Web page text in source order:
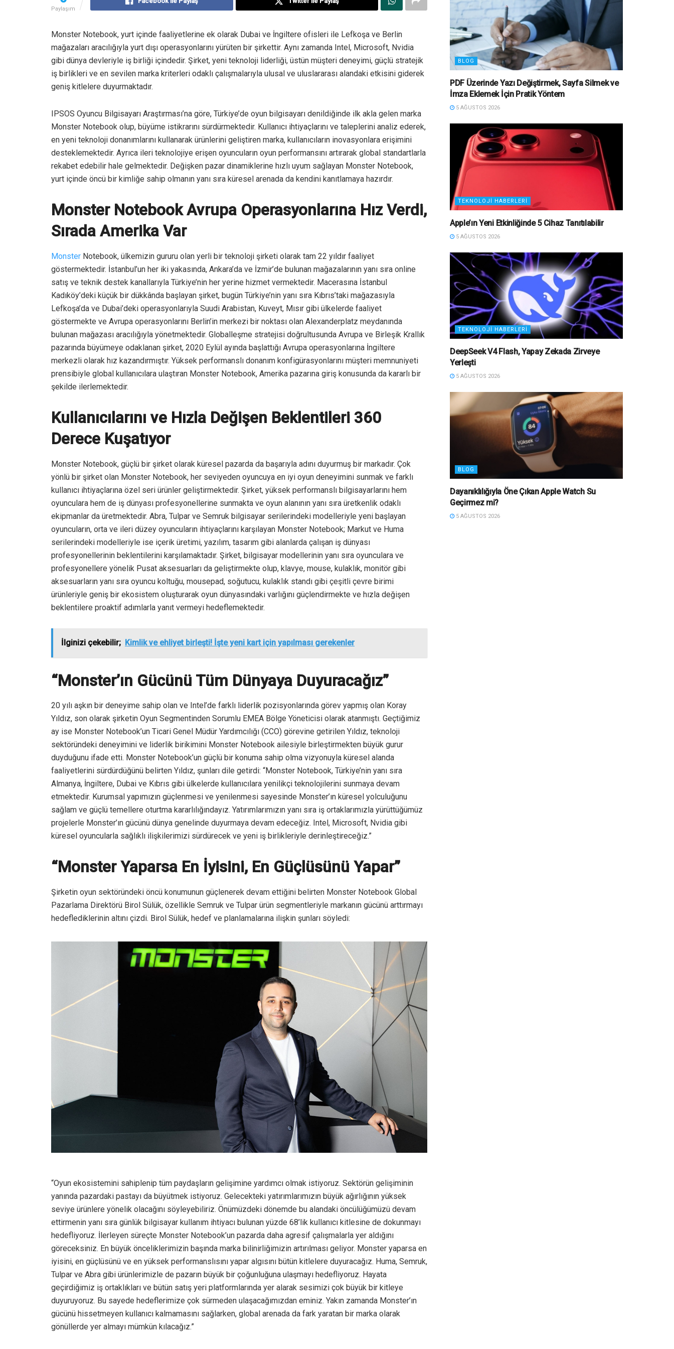
Paylaşım
Monster Notebook, yurt içinde faaliyetlerine ek olarak Dubai ve İngiltere ofisleri ile Lefkoşa ve Berlin
mağazaları aracılığıyla yurt dışı operasyonlarını yürüten bir şirkettir. Aynı zamanda Intel, Microsoft, Nvidia
gibi dünya devleriyle iş birliği içindedir. Şirket, yeni teknoloji liderliği, üstün müşteri deneyimi, güçlü stratejik
iş birlikleri ve en sevilen marka kriterleri odaklı çalışmalarıyla ulusal ve uluslararası alandaki etkisini giderek
geniş kitlelere duyurmaktadır.
IPSOS Oyuncu Bilgisayarı Araştırması’na göre, Türkiye’de oyun bilgisayarı denildiğinde ilk akla gelen marka
Monster Notebook olup, büyüme istikrarını sürdürmektedir. Kullanıcı ihtiyaçlarını ve taleplerini analiz ederek,
en yeni teknoloji donanımlarını kullanarak ürünlerini geliştiren marka, kullanıcıların inovasyonlara erişimini
desteklemektedir. Ayrıca ileri teknolojiye erişen oyuncuların oyun performansını artırarak global standartlarla
rekabet edebilir hale gelmektedir. Değişken pazar dinamiklerine hızlı uyum sağlayan Monster Notebook,
yurt içinde öncü bir kimliğe sahip olmanın yanı sıra küresel arenada da kendini kanıtlamaya hazırdır.
Monster Notebook Avrupa Operasyonlarına Hız Verdi,
Sırada Amerika Var
Monster Notebook, ülkemizin gururu olan yerli bir teknoloji şirketi olarak tam 22 yıldır faaliyet
göstermektedir. İstanbul’un her iki yakasında, Ankara’da ve İzmir’de bulunan mağazalarının yanı sıra online
satış ve teknik destek kanallarıyla Türkiye’nin her yerine hizmet vermektedir. Macerasına İstanbul
Kadıköy’deki küçük bir dükkânda başlayan şirket, bugün Türkiye’nin yanı sıra Kıbrıs’taki mağazasıyla
Lefkoşa’da ve Dubai’deki operasyonlarıyla Suudi Arabistan, Kuveyt, Mısır gibi ülkelerde faaliyet
göstermekte ve Avrupa operasyonlarını Berlin’in merkezi bir noktası olan Alexanderplatz meydanında
bulunan mağazası aracılığıyla yönetmektedir. Globalleşme stratejisi doğrultusunda Avrupa ve Birleşik Krallık
pazarında büyümeye odaklanan şirket, 2020 Eylül ayında başlattığı Avrupa operasyonlarına İngiltere
merkezli olarak hız kazandırmıştır. Yüksek performanslı donanım konfigürasyonlarını müşteri memnuniyeti
prensibiyle global kullanıcılara ulaştıran Monster Notebook, Amerika pazarına giriş konusunda da kararlı bir
şekilde ilerlemektedir.
Kullanıcılarını ve Hızla Değişen Beklentileri 360
Derece Kuşatıyor
Monster Notebook, güçlü bir şirket olarak küresel pazarda da başarıyla adını duyurmuş bir markadır. Çok
yönlü bir şirket olan Monster Notebook, her seviyeden oyuncuya en iyi oyun deneyimini sunmak ve farklı
kullanıcı ihtiyaçlarına özel seri ürünler geliştirmektedir. Şirket, yüksek performanslı bilgisayarlarını hem
oyunculara hem de iş dünyası profesyonellerine sunmakta ve oyun alanının yanı sıra üretkenlik odaklı
ekipmanlar da üretmektedir. Abra, Tulpar ve Semruk bilgisayar serilerindeki modelleriyle yeni başlayan
oyuncuların, orta ve ileri düzey oyuncuların ihtiyaçlarını karşılayan Monster Notebook; Markut ve Huma
serilerindeki modelleriyle ise içerik üretimi, yazılım, tasarım gibi alanlarda çalışan iş dünyası
profesyonellerinin beklentilerini karşılamaktadır. Şirket, bilgisayar modellerinin yanı sıra oyunculara ve
profesyonellere yönelik Pusat aksesuarları da geliştirmekte olup, klavye, mouse, kulaklık, monitör gibi
aksesuarların yanı sıra oyuncu koltuğu, mousepad, soğutucu, kulaklık standı gibi çeşitli çevre birimi
ürünleriyle geniş bir ekosistem oluşturarak oyun dünyasındaki varlığını güçlendirmekte ve hızla değişen
beklentilere proaktif adımlarla yanıt vermeyi hedeflemektedir.
İlginizi çekebilir; Kimlik ve ehliyet birleşti! İşte yeni kart için yapılması gerekenler
“Monster’ın Gücünü Tüm Dünyaya Duyuracağız”
20 yılı aşkın bir deneyime sahip olan ve Intel’de farklı liderlik pozisyonlarında görev yapmış olan Koray
Yıldız, son olarak şirketin Oyun Segmentinden Sorumlu EMEA Bölge Yöneticisi olarak atanmıştı. Geçtiğimiz
ay ise Monster Notebook’un Ticari Genel Müdür Yardımcılığı (CCO) görevine getirilen Yıldız, teknoloji
sektöründeki deneyimini ve liderlik birikimini Monster Notebook ailesiyle birleştirmekten büyük gurur
duyduğunu ifade etti. Monster Notebook’un güçlü bir konuma sahip olma vizyonuyla küresel alanda
faaliyetlerini sürdürdüğünü belirten Yıldız, şunları dile getirdi: “Monster Notebook, Türkiye’nin yanı sıra
Almanya, İngiltere, Dubai ve Kıbrıs gibi ülkelerde kullanıcılara yenilikçi teknolojilerini sunmaya devam
etmektedir. Kurumsal yapımızın güçlenmesi ve yenilenmesi sayesinde Monster’ın küresel yolculuğunu
sağlam ve güçlü temellere oturtma kararlılığındayız. Yatırımlarımızın yanı sıra iş ortaklarımızla yürüttüğümüz
projelerle Monster’ın gücünü dünya genelinde duyurmaya devam edeceğiz. Intel, Microsoft, Nvidia gibi
küresel oyuncularla sağlıklı ilişkilerimizi sürdürecek ve yeni iş birlikleriyle derinleştireceğiz.”
“Monster Yaparsa En İyisini, En Güçlüsünü Yapar”
Şirketin oyun sektöründeki öncü konumunun güçlenerek devam ettiğini belirten Monster Notebook Global
Pazarlama Direktörü Birol Sülük, özellikle Semruk ve Tulpar ürün segmentleriyle markanın gücünü arttırmayı
hedeflediklerinin altını çizdi. Birol Sülük, hedef ve planlamalarına ilişkin şunları söyledi:
“Oyun ekosistemini sahiplenip tüm paydaşların gelişimine yardımcı olmak istiyoruz. Sektörün gelişiminin
yanında pazardaki pastayı da büyütmek istiyoruz. Gelecekteki yatırımlarımızın büyük ağırlığının yüksek
seviye ürünlere yönelik olacağını söyleyebiliriz. Önümüzdeki dönemde bu alandaki öncülüğümüzü devam
ettirmenin yanı sıra günlük bilgisayar kullanım ihtiyacı bulunan yüzde 68’lik kullanıcı kitlesine de dokunmayı
hedefliyoruz. İlerleyen süreçte Monster Notebook’un pazarda daha agresif çalışmalarla yer aldığını
göreceksiniz. En büyük önceliklerimizin başında marka bilinirliğimizin artırılması geliyor. Monster yaparsa en
iyisini, en güçlüsünü ve en yüksek performanslısını yapar algısını bütün kitlelere duyuracağız. Huma, Semruk,
Tulpar ve Abra gibi ürünlerimizle de pazarın büyük bir çoğunluğuna ulaşmayı hedefliyoruz. Hayata
geçirdiğimiz iş ortaklıkları ve bütün satış yeri platformlarında yer alarak sesimizi çok büyük bir kitleye
duyuruyoruz. Bu sayede hedeflerimize çok sürmeden ulaşacağımızdan eminiz. Yakın zamanda Monster’ın
gücünü hissetmeyen kullanıcı kalmamasını sağlarken, global arenada da fark yaratan bir marka olarak
gönüllerde yer almayı mümkün kılacağız.”
BLOG
PDF Üzerinde Yazı Değiştirmek, Sayfa Silmek ve
İmza Eklemek İçin Pratik Yöntem
5 AĞUSTOS 2026
TEKNOLOJI HABERLERI
Apple’ın Yeni Etkinliğinde 5 Cihaz Tanıtılabilir
5 AĞUSTOS 2026
TEKNOLOJI HABERLERI
DeepSeek V4 Flash, Yapay Zekada Zirveye
Yerleşti
5 AĞUSTOS 2026
BLOG
Dayanıklılığıyla Öne Çıkan Apple Watch Su
Geçirmez mi?
5 AĞUSTOS 2026